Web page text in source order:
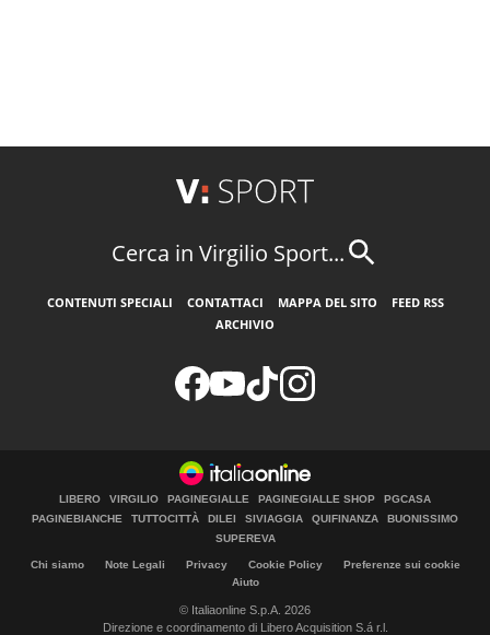
Cerca in Virgilio Sport...
CONTENUTI SPECIALI CONTATTACI MAPPA DEL SITO
FEED RSS
ARCHIVIO
LIBERO VIRGILIO PAGINEGIALLE PAGINEGIALLE SHOP
PGCASA
PAGINEBIANCHE
TUTTOCITTÀ DILEI SIVIAGGIA QUIFINANZA
BUONISSIMO
SUPEREVA
Chi siamo Note Legali Privacy Cookie Policy
Preferenze sui cookie
Aiuto
© Italiaonline S.p.A. 2026
Direzione e coordinamento di Libero Acquisition S.á r.l.